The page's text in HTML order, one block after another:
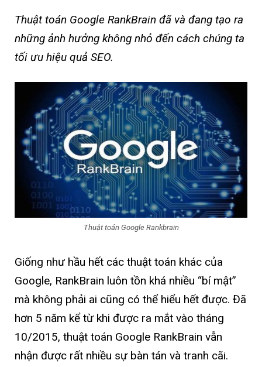
Thuật toán Google RankBrain đã và đang tạo ra
những ảnh hưởng không nhỏ đến cách chúng ta
tối ưu hiệu quả SEO.
Thuật toán Google Rankbrain
Giống như hầu hết các thuật toán khác của
Google, RankBrain luôn tồn khá nhiều “bí mật”
mà không phải ai cũng có thể hiểu hết được. Đã
hơn 5 năm kể từ khi được ra mắt vào tháng
10/2015, thuật toán Google RankBrain vẫn
nhận được rất nhiều sự bàn tán và tranh cãi.